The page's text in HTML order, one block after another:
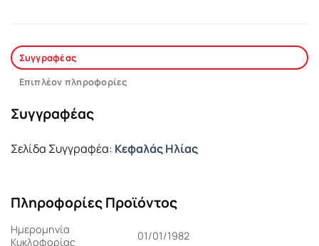
Συγγραφέας
Επιπλέον πληροφορίες
Συγγραφέας
Σελίδα Συγγραφέα: Κεφαλάς Ηλίας
Πληροφορίες Προϊόντος
Ημερομηνία
Κυκλοφορίας
01/01/1982